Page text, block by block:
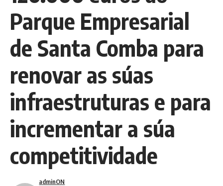
Parque Empresarial
de Santa Comba para
renovar as súas
infraestruturas e para
incrementar a súa
competitividade
adminON